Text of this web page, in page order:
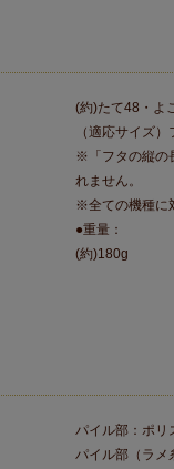
(約)たて48・よ
（適応サイズ
※「フタの縦の
れません。
※全ての機種に
●重量：
(約)180g
パイル部：ポリ
パイル部（ラメ